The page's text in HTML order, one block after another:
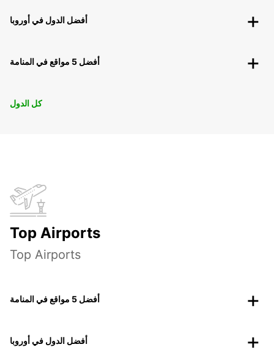
أفضل الدول في أوروبا
أفضل 5 مواقع في المنامة
كل الدول
Top Airports
Top Airports
أفضل 5 مواقع في المنامة
أفضل الدول في أوروبا